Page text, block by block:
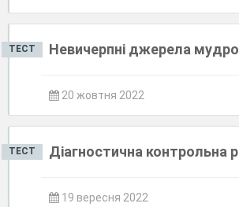
ТЕСТ Невичерпні джерела
20 жовтня 2022
ТЕСТ Діагностична контрольна
19 вересня 2022